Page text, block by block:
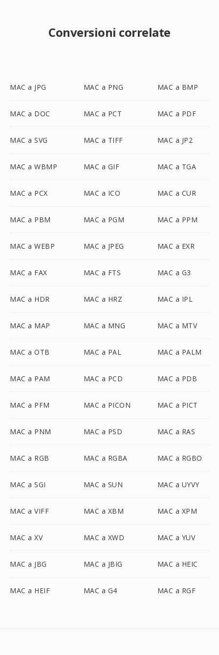
Conversioni correlate
MAC a JPG MAC a PNG MAC a BMP
MAC a DOC MAC a PCT MAC a PDF
MAC a SVG MAC a TIFF MAC a JP2
MAC a WBMP MAC a GIF MAC a TGA
MAC a PCX MAC a ICO MAC a CUR
MAC a PBM MAC a PGM MAC a PPM
MAC a WEBP MAC a JPEG MAC a EXR
MAC a FAX MAC a FTS MAC a G3
MAC a HDR MAC a HRZ MAC a IPL
MAC a MAP MAC a MNG MAC a MTV
MAC a OTB MAC a PAL MAC a PALM
MAC a PAM MAC a PCD MAC a PDB
MAC a PFM MAC a PICON MAC a PICT
MAC a PNM MAC a PSD MAC a RAS
MAC a RGB MAC a RGBA MAC a RGBO
MAC a SGI MAC a SUN MAC a UYVY
MAC a VIFF MAC a XBM MAC a XPM
MAC a XV MAC a XWD MAC a YUV
MAC a JBG MAC a JBIG MAC a HEIC
MAC a HEIF MAC a G4 MAC a RGF